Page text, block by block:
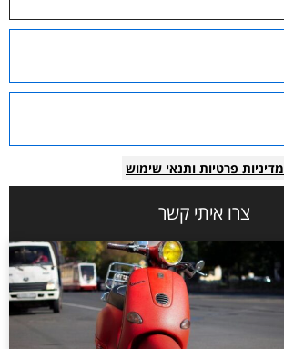
מדיניות פרטיות ותנאי שימוש
צרו איתי קשר